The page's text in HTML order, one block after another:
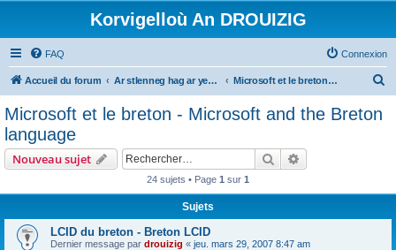
Korvigelloù An DROUIZIG
FAQ Connexion
Accueil du forum Ar stlenneg hag ar yezhoù bihan er bed a-bezh Microsoft et le breton - Microsoft and the Breton language
Microsoft et le breton - Microsoft and the Breton
language
Nouveau sujet Rechercher
24 sujets • Page 1 sur 1
Sujets
LCID du breton - Breton LCID
Dernier message par drouizig « jeu. mars 29, 2007 8:47 am